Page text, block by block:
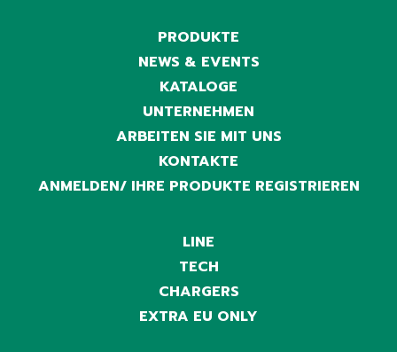
PRODUKTE
NEWS & EVENTS
KATALOGE
UNTERNEHMEN
ARBEITEN SIE MIT UNS
KONTAKTE
ANMELDEN/ IHRE PRODUKTE REGISTRIEREN
LINE
TECH
CHARGERS
EXTRA EU ONLY